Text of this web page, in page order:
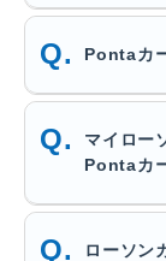
Pontaカ
マイロー
Pontaカ
ローソン